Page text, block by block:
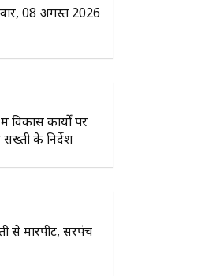
08 अगस्त 2026
कार्यों पर
के निर्देश
से मारपीट, सरपंच